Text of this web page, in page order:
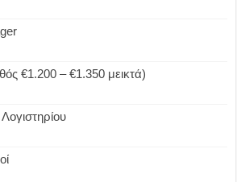
€1.200 – €1.350 μεικτά)